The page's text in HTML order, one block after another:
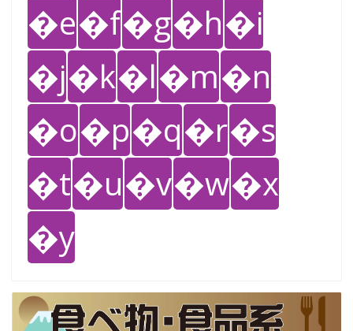
�e�f�g�h�i
�j�k�l�m�n
�o�p�q�r�s
�t�u�v�w�x
�y